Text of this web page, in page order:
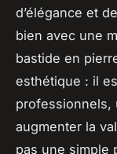
d’élégance et
bien avec une
bastide en
esthétique : il
professionnels,
augmenter la
pas une simple